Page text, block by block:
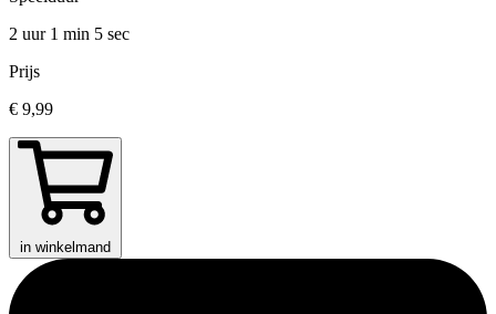
2 uur 1 min 5 sec
Prijs
€ 9,99
in winkelmand